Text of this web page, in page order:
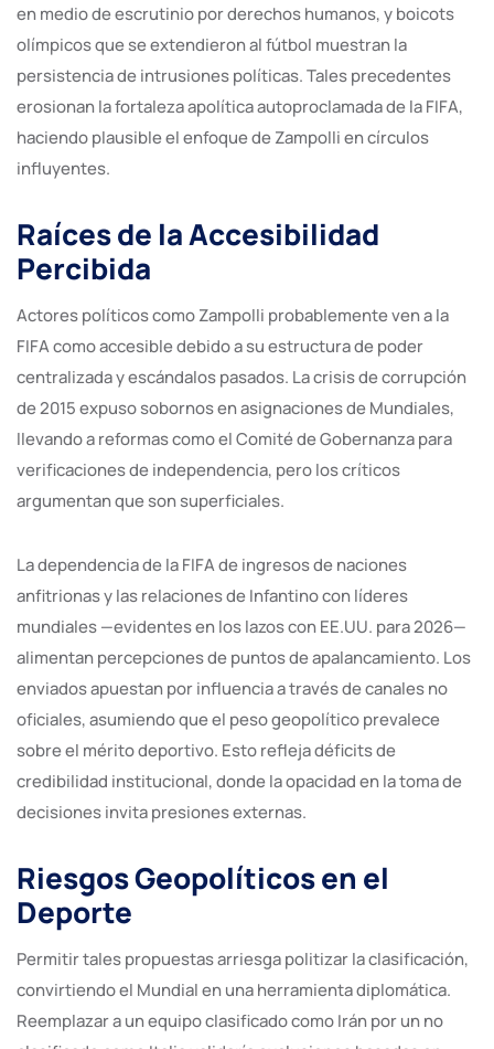
en medio de escrutinio por derechos humanos, y boicots
olímpicos que se extendieron al fútbol muestran la
persistencia de intrusiones políticas. Tales precedentes
erosionan la fortaleza apolítica autoproclamada de la FIFA,
haciendo plausible el enfoque de Zampolli en círculos
influyentes.
Raíces de la Accesibilidad
Percibida
Actores políticos como Zampolli probablemente ven a la
FIFA como accesible debido a su estructura de poder
centralizada y escándalos pasados. La crisis de corrupción
de 2015 expuso sobornos en asignaciones de Mundiales,
llevando a reformas como el Comité de Gobernanza para
verificaciones de independencia, pero los críticos
argumentan que son superficiales.
La dependencia de la FIFA de ingresos de naciones
anfitrionas y las relaciones de Infantino con líderes
mundiales —evidentes en los lazos con EE.UU. para 2026—
alimentan percepciones de puntos de apalancamiento. Los
enviados apuestan por influencia a través de canales no
oficiales, asumiendo que el peso geopolítico prevalece
sobre el mérito deportivo. Esto refleja déficits de
credibilidad institucional, donde la opacidad en la toma de
decisiones invita presiones externas.
Riesgos Geopolíticos en el
Deporte
Permitir tales propuestas arriesga politizar la clasificación,
convirtiendo el Mundial en una herramienta diplomática.
Reemplazar a un equipo clasificado como Irán por un no